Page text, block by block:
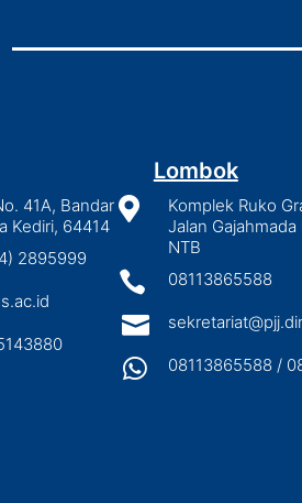
41A, Bandar
Kediri, 64414
2895999
Lombok

Komplek Ruko
Jalan
NTB
 08113865588

 08113865588 /